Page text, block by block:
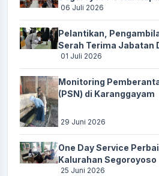
06 Juli 2026
Pelantikan,
Serah Terima Jabatan
01 Juli 2026
Monitoring
(PSN) di Karanggayam
29 Juni 2026
One Day Service
Kalurahan Segoroyoso
25 Juni 2026